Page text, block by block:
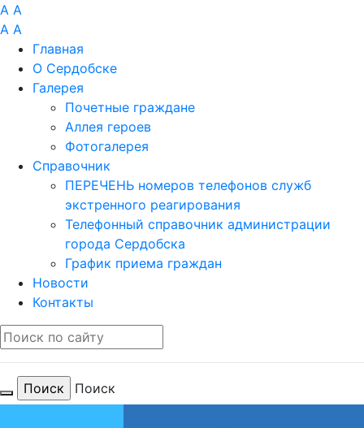
A A
A A
Главная
О Сердобске
Галерея
Почетные граждане
Аллея героев
Фотогалерея
Справочник
ПЕРЕЧЕНЬ номеров телефонов служб
экстренного реагирования
Телефонный справочник администрации
города Сердобска
График приема граждан
Новости
Контакты
Поиск